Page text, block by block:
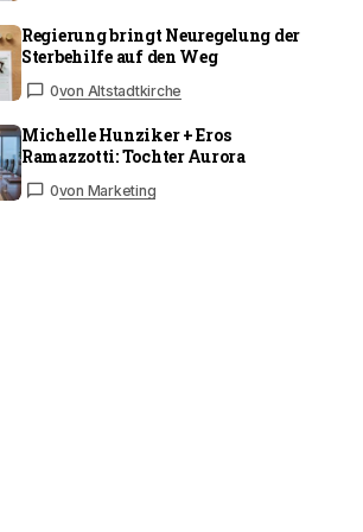
Regierung bringt Neuregelung der
Sterbehilfe auf den Weg
0von Altstadtkirche
Michelle Hunziker + Eros
Ramazzotti: Tochter Aurora
0von Marketing